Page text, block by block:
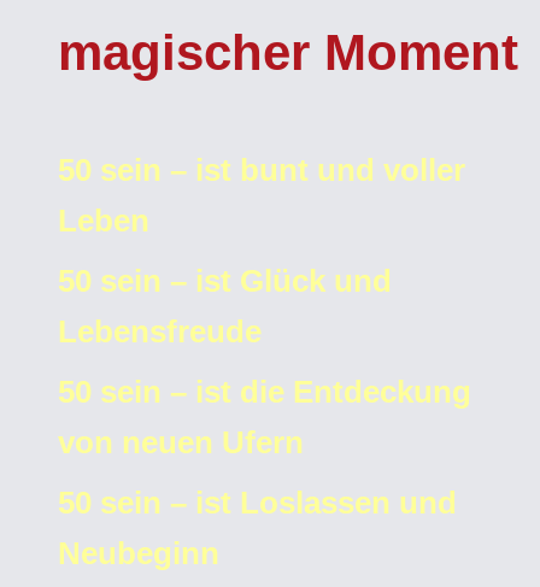
magischer Moment
50 sein – ist bunt und voller
Leben
50 sein – ist Glück und
Lebensfreude
50 sein – ist die Entdeckung
von neuen Ufern
50 sein – ist Loslassen und
Neubeginn